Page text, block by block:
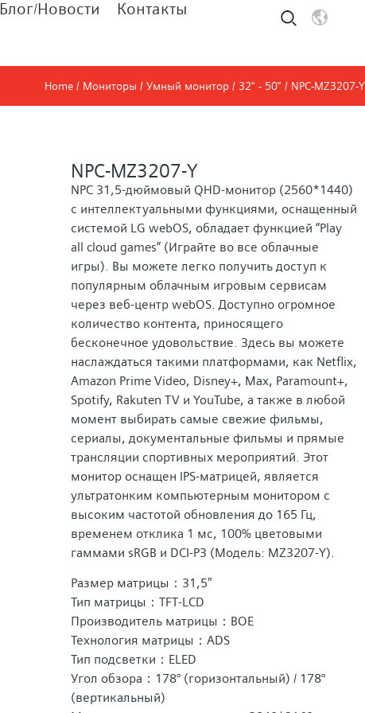
Блог/Новости Контакты
Home / Мониторы / Умный монитор / 32" - 50" / NPC-MZ3207-Y
NPC-MZ3207-Y
NPC 31,5-дюймовый QHD-монитор (2560*1440)
с интеллектуальными функциями, оснащенный
системой LG webOS, обладает функцией “Play
all cloud games” (Играйте во все облачные
игры). Вы можете легко получить доступ к
популярным облачным игровым сервисам
через веб-центр webOS. Доступно огромное
количество контента, приносящего
бесконечное удовольствие. Здесь вы можете
наслаждаться такими платформами, как Netflix,
Amazon Prime Video, Disney+, Max, Paramount+,
Spotify, Rakuten TV и YouTube, а также в любой
момент выбирать самые свежие фильмы,
сериалы, документальные фильмы и прямые
трансляции спортивных мероприятий. Этот
монитор оснащен IPS-матрицей, является
ультратонким компьютерным монитором с
высоким частотой обновления до 165 Гц,
временем отклика 1 мс, 100% цветовыми
гаммами sRGB и DCI-P3 (Модель: MZ3207-Y).
Размер матрицы：31,5″
Тип матрицы：TFT-LCD
Производитель матрицы：BOE
Технология матрицы：ADS
Тип подсветки：ELED
Угол обзора：178° (горизонтальный) / 178°
(вертикальный)